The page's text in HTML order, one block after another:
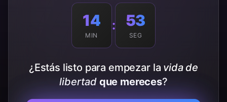
14
MIN
: 50
SEG
¿Estás listo para empezar la vida de
libertad que mereces?